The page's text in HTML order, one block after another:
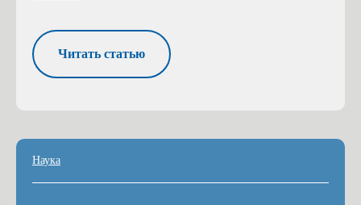
Читать статью
Наука